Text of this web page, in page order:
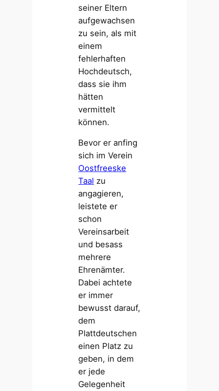
seiner Eltern
aufgewachsen
zu sein, als mit
einem
fehlerhaften
Hochdeutsch,
dass sie ihm
hätten
vermittelt
können.
Bevor er anfing
sich im Verein
Oostfreeske
Taal zu
angagieren,
leistete er
schon
Vereinsarbeit
und besass
mehrere
Ehrenämter.
Dabei achtete
er immer
bewusst darauf,
dem
Plattdeutschen
einen Platz zu
geben, in dem
er jede
Gelegenheit